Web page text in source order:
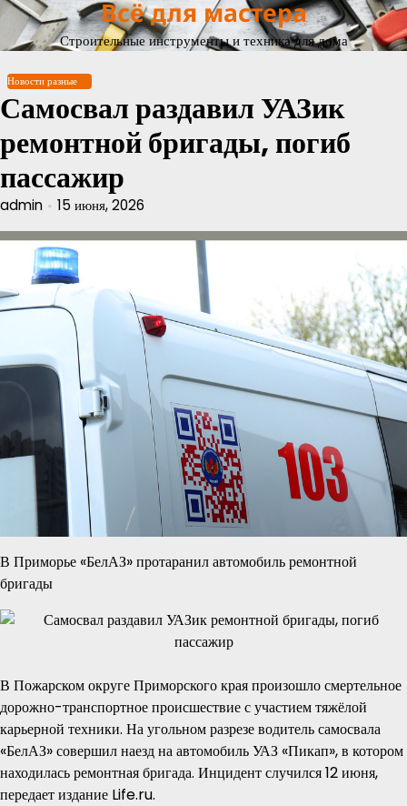
Перейти
содержимому
Всё для мастера
Строительные инструменты и техника для дома
Новости разные
Самосвал раздавил УАЗик
ремонтной бригады, погиб
пассажир
admin 15 июня, 2026
В Приморье «БелАЗ» протаранил автомобиль ремонтной
бригады
В Пожарском округе Приморского края произошло смертельное
дорожно-транспортное происшествие с участием тяжёлой
карьерной техники. На угольном разрезе водитель самосвала
«БелАЗ» совершил наезд на автомобиль УАЗ «Пикап», в котором
находилась ремонтная бригада. Инцидент случился 12 июня,
передает издание Life.ru.